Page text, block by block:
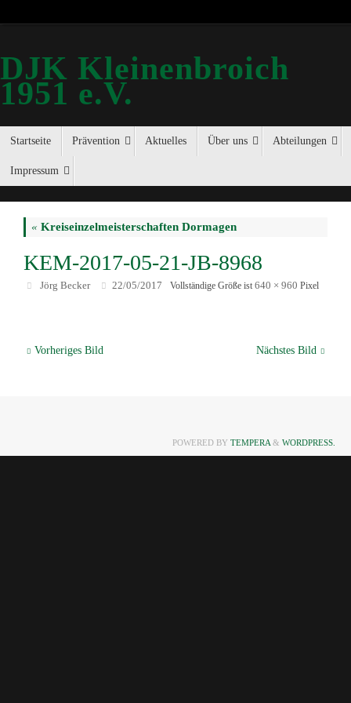
DJK Kleinenbroich
1951 e.V.
Startseite Prävention Aktuelles Über uns Abteilungen
Impressum
« Kreiseinzelmeisterschaften Dormagen
KEM-2017-05-21-JB-8968
Jörg Becker 22/05/2017 Vollständige Größe ist640 × 960 Pixel
Vorheriges Bild Nächstes Bild
POWERED BY TEMPERA & WORDPRESS.